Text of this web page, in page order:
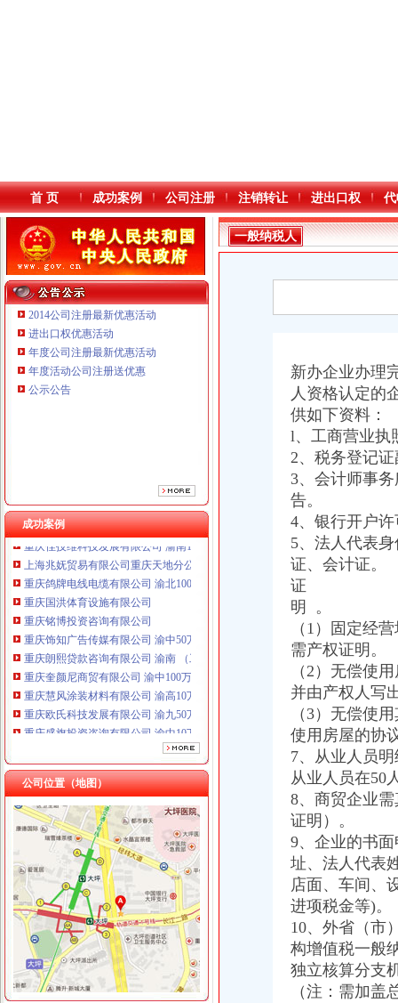
本站导航
首 页 成功案例 公司注册 注销转让 进出口权
2014公司注册最新优惠活动
进出口权优惠活动
年度公司注册最新优惠活动
年度活动公司注册送优惠
公示公告
成功案例
重庆鸽牌电线电缆有限公司 渝北10010万 (进出口权)
重庆国洪体育设施有限公司
重庆欧氏科技发展有限公司 渝九50万 （进出口权）
重庆盛旗投资咨询有限公司 渝中10万 （工商注册）
重庆佳技维科技发展有限公司 渝南100万 （进出口权）
上海兆妩贸易有限公司重庆天地分公司 渝中 （工商注册）
重庆鸽牌电线电缆有限公司 渝北10010万 (进出口权)
重庆国洪体育设施有限公司
重庆铭博投资咨询有限公司
重庆饰知广告传媒有限公司 渝中50万 （工商注册）
重庆朗熙贷款咨询有限公司 渝南 （工商注册）
重庆奎颜尼商贸有限公司 渝中100万 （工商注册）
重庆慧风涂装材料有限公司 渝高10万 （工商注册）
重庆欧氏科技发展有限公司 渝九50万 （进出口权）
重庆盛旗投资咨询有限公司 渝中10万 （工商注册）
重庆佳技维科技发展有限公司 渝南100万 （进出口权）
上海兆妩贸易有限公司重庆天地分公司 渝中 （工商注册）
公司位置（地图）
工商动态
沙坪坝局抓住“五个关键”0元注册公司流程推动重点工作全面开展
江津局“两手抓”一元注册公司流程积构建食品安全监管长效机制
万州局重庆一元注册公司发挥登记职能支持企业融资18亿元
青海农畜产品经纪人与江北观音桥农贸市重庆免费注册公司场经纪人成功实现
巫溪局一元注册公司城厢一所四项制度加校园周边食品安全监管
黔江局“五到位”重庆0元注册公司整合关闭辖区煤矿注销登记
荣昌局重庆免费注册公司开展户外广告整见成效
一般纳税人
新办企业办理
人资格认定的
供如下资料：
l、工商营业执
2、税务登
3、会计师事
告。
4、银行
5、法人代表
证、
证
（1）固定经
需产权证明。
（2）无偿使
并由产
（3）无偿使
使用房屋的协
7、从业人员
从业人员在50
8、商贸企业
证明）。
9、企业的书
址、法人代表
店面、车间、
进项税金等)。
10、外省（市
构增值税一般
独立核算分支
（注：需加盖